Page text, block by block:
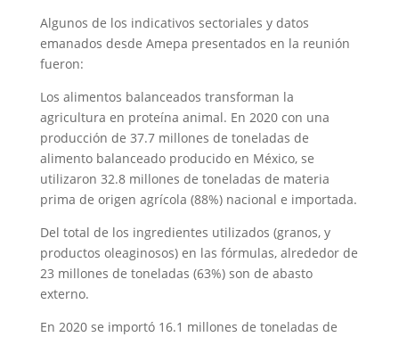
Algunos de los indicativos sectoriales y datos
emanados desde Amepa presentados en la reunión
fueron:
Los alimentos balanceados transforman la
agricultura en proteína animal. En 2020 con una
producción de 37.7 millones de toneladas de
alimento balanceado producido en México, se
utilizaron 32.8 millones de toneladas de materia
prima de origen agrícola (88%) nacional e importada.
Del total de los ingredientes utilizados (granos, y
productos oleaginosos) en las fórmulas, alrededor de
23 millones de toneladas (63%) son de abasto
externo.
En 2020 se importó 16.1 millones de toneladas de